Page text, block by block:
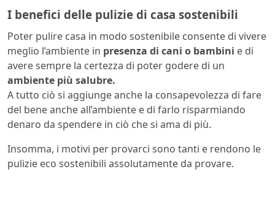
I benefici delle pulizie di casa sostenibili
Poter pulire casa in modo sostenibile consente di vivere
meglio l’ambiente in presenza di cani o bambini e di
avere sempre la certezza di poter godere di un
ambiente più salubre.
A tutto ciò si aggiunge anche la consapevolezza di fare
del bene anche all’ambiente e di farlo risparmiando
denaro da spendere in ciò che si ama di più.
Insomma, i motivi per provarci sono tanti e rendono le
pulizie eco sostenibili assolutamente da provare.